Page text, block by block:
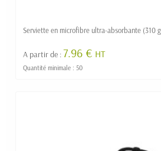
A partir de :7.96 € HT
Quantité minimale : 50